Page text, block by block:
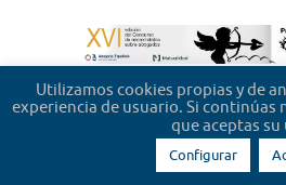
Utilizamos cookies propias y de
experiencia de usuario. Si continúas
que aceptas su
Configurar